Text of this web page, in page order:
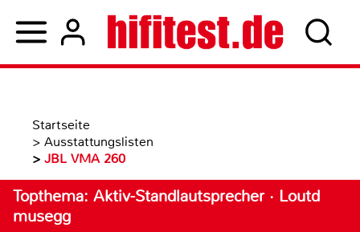
Startseite
> Ausstattungslisten
> JBL VMA 260
Topthema: Aktiv-Standlautsprecher · Loutd
musegg